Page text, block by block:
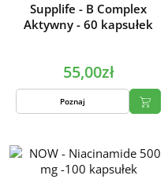
Supplife - B Complex
Aktywny - 60 kapsułek
55,00zł
Poznaj